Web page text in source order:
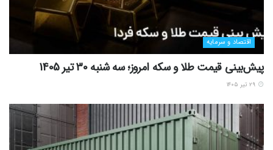
اقتصاد و سرمایه
پیش‌بینی قیمت طلا و سکه امروز؛ سه شنبه 30 تیر 1405